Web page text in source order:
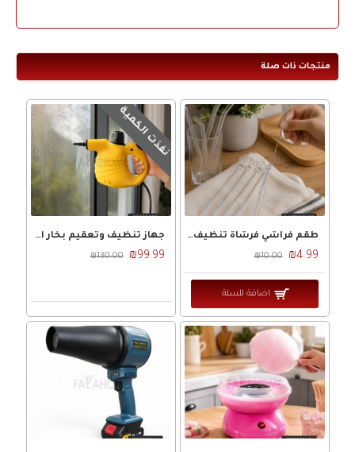
منتجات ذات صلة
طقم فراشي فرشاة تنظيف مصاصات 5 قطع SPIRIT
₪4.99
₪10.00
اضافة للسلة
نفذت الكمية
جهاز تنظيف وتعقيم بخار اصفر برميل 1050W QH-03
₪99.99
₪130.00